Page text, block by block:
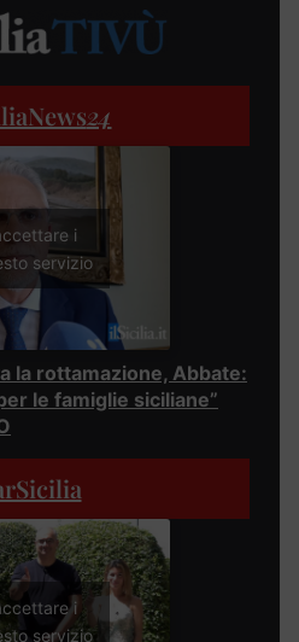
24
i
servizio
la rottamazione, Abbate:
le famiglie siciliane”
i
servizio